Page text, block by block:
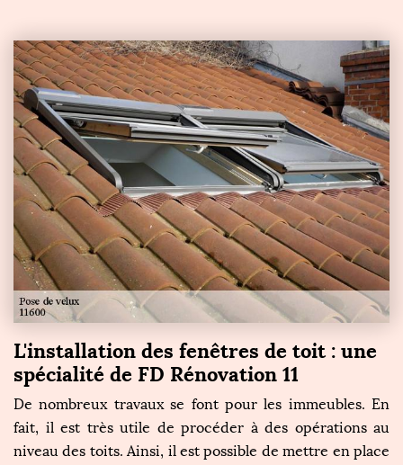
L'installation des fenêtres de toit : une
spécialité de FD Rénovation 11
De nombreux travaux se font pour les immeubles. En
fait, il est très utile de procéder à des opérations au
niveau des toits. Ainsi, il est possible de mettre en place